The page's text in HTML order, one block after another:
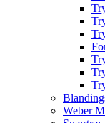
Weber